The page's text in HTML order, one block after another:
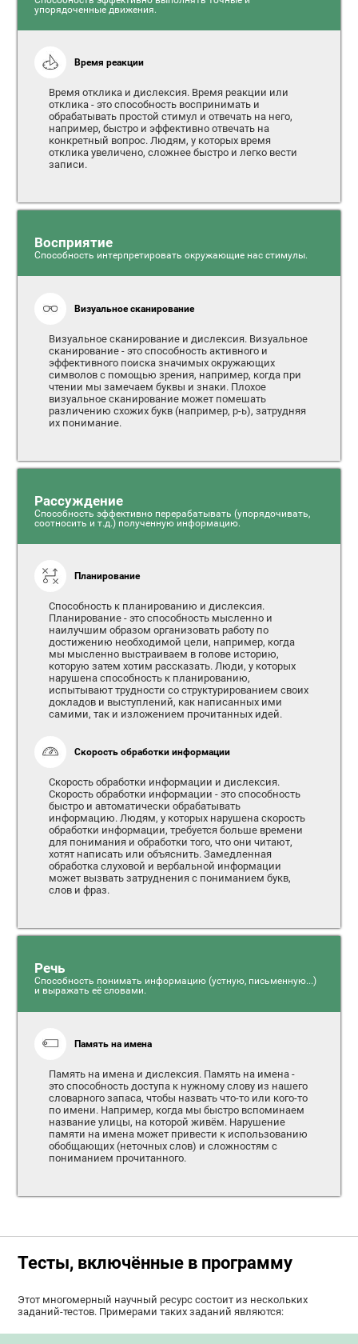
упорядоченные движения.
Время реакции
Время отклика и дислексия. Время реакции или
отклика - это способность воспринимать и
обрабатывать простой стимул и отвечать на него,
например, быстро и эффективно отвечать на
конкретный вопрос. Людям, у которых время
отклика увеличено, сложнее быстро и легко вести
записи.
Восприятие
Способность интерпретировать окружающие нас стимулы.
Визуальное сканирование
Визуальное сканирование и дислексия. Визуальное
сканирование - это способность активного и
эффективного поиска значимых окружающих
символов с помощью зрения, например, когда при
чтении мы замечаем буквы и знаки. Плохое
визуальное сканирование может помешать
различению схожих букв (например, р-ь), затрудняя
их понимание.
Рассуждение
Способность эффективно перерабатывать (упорядочивать,
соотносить и т.д.) полученную информацию.
Планирование
Способность к планированию и дислексия.
Планирование - это способность мысленно и
наилучшим образом организовать работу по
достижению необходимой цели, например, когда
мы мысленно выстраиваем в голове историю,
которую затем хотим рассказать. Люди, у которых
нарушена способность к планированию,
испытывают трудности со структурированием своих
докладов и выступлений, как написанных ими
самими, так и изложением прочитанных идей.
Скорость обработки информации
Скорость обработки информации и дислексия.
Скорость обработки информации - это способность
быстро и автоматически обрабатывать
информацию. Людям, у которых нарушена скорость
обработки информации, требуется больше времени
для понимания и обработки того, что они читают,
хотят написать или объяснить. Замедленная
обработка слуховой и вербальной информации
может вызвать затруднения с пониманием букв,
слов и фраз.
Речь
Способность понимать информацию (устную, письменную...)
и выражать её словами.
Память на имена
Память на имена и дислексия. Память на имена -
это способность доступа к нужному слову из нашего
словарного запаса, чтобы назвать что-то или кого-то
по имени. Например, когда мы быстро вспоминаем
название улицы, на которой живём. Нарушение
памяти на имена может привести к использованию
обобщающих (неточных слов) и сложностям с
пониманием прочитанного.
Тесты, включённые в программу
Этот многомерный научный ресурс состоит из нескольких
заданий-тестов. Примерами таких заданий являются: